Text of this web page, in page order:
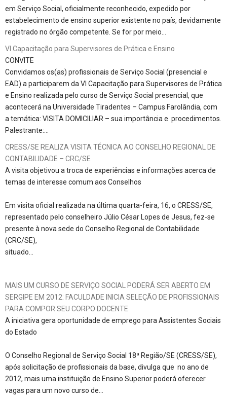
em Serviço Social, oficialmente reconhecido, expedido por
estabelecimento de ensino superior existente no país, devidamente
registrado no órgão competente. Se for por meio…
VI Capacitação para Supervisores de Prática e Ensino
CONVITE
Convidamos os(as) profissionais de Serviço Social (presencial e
EAD) a participarem da VI Capacitação para Supervisores de Prática
e Ensino realizada pelo curso de Serviço Social presencial, que
acontecerá na Universidade Tiradentes – Campus Farolândia, com
a temática: VISITA DOMICILIAR – sua importância e procedimentos.
Palestrante:…
CRESS/SE REALIZA VISITA TÉCNICA AO CONSELHO REGIONAL DE
CONTABILIDADE – CRC/SE
A visita objetivou a troca de experiências e informações acerca de
temas de interesse comum aos Conselhos
Em visita oficial realizada na última quarta-feira, 16, o CRESS/SE,
representado pelo conselheiro Júlio César Lopes de Jesus, fez-se
presente à nova sede do Conselho Regional de Contabilidade
(CRC/SE),
situado…
MAIS UM CURSO DE SERVIÇO SOCIAL PODERÁ SER ABERTO EM
SERGIPE EM 2012: FACULDADE INICIA SELEÇÃO DE PROFISSIONAIS
PARA COMPOR SEU CORPO DOCENTE
A iniciativa gera oportunidade de emprego para Assistentes Sociais
do Estado
O Conselho Regional de Serviço Social 18ª Região/SE (CRESS/SE),
após solicitação de profissionais da base, divulga que no ano de
2012, mais uma instituição de Ensino Superior poderá oferecer
vagas para um novo curso de…